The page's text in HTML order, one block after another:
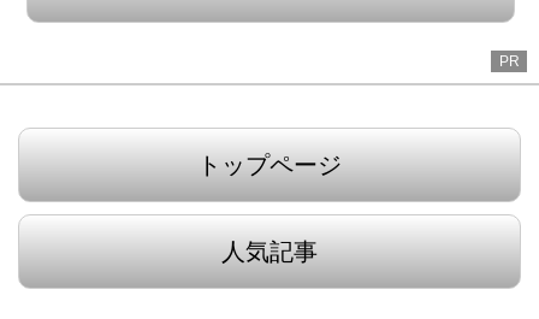
PR
トップページ
人気記事